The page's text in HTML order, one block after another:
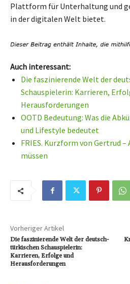
Plattform für Unterhaltung und
in der digitalen Welt bietet.
Auch interessant:
Die faszinierende Welt der
Schauspielerin: Karrieren,
Herausforderungen
OOTD Bedeutung: Was die
und Lifestyle bedeutet
FRIES. Kurzform von Gertrud –
müssen
Vorheriger Artikel
Die faszinierende Welt der deutsch-
türkischen Schauspielerin:
Karrieren, Erfolge und
Herausforderungen